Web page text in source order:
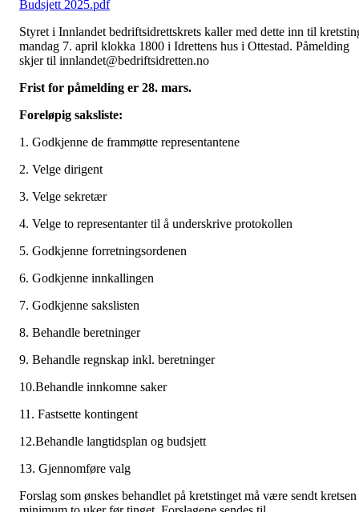
Budsjett 2025.pdf
Styret i Innlandet bedriftsidrettskrets kaller med dette inn til
mandag 7. april klokka 1800 i Idrettens hus i Ottestad. Påmelding
skjer til innlandet@bedriftsidretten.no
Frist for påmelding er 28. mars.
Foreløpig saksliste:
1. Godkjenne de frammøtte representantene
2. Velge dirigent
3. Velge sekretær
4. Velge to representanter til å underskrive protokollen
5. Godkjenne forretningsordenen
6. Godkjenne innkallingen
7. Godkjenne sakslisten
8. Behandle beretninger
9. Behandle regnskap inkl. beretninger
10.Behandle innkomne saker
11. Fastsette kontingent
12.Behandle langtidsplan og budsjett
13. Gjennomføre valg
Forslag som ønskes behandlet på kretstinget må være sendt kretsen